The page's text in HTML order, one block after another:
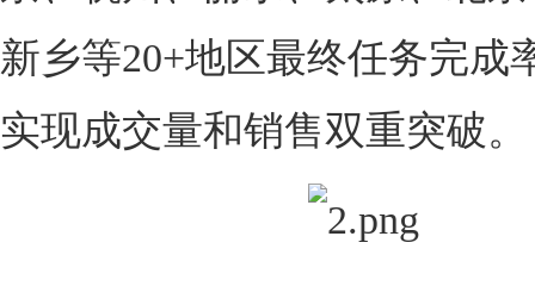
新乡等20+地区最终任务完成
实现成交量和销售双重突破。